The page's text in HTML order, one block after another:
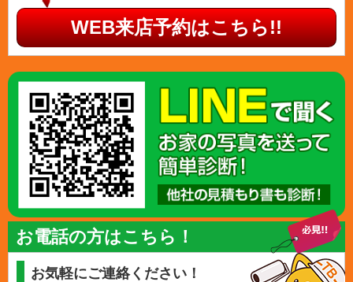
WEB来店予約はこちら!!
お電話の方はこちら！
お気軽にご連絡ください！